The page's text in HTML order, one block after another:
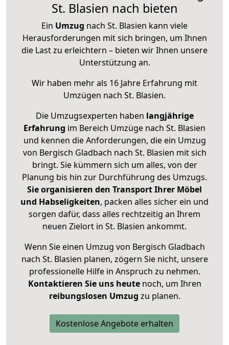
St. Blasien nach bieten
Ein Umzug nach St. Blasien kann viele
Herausforderungen mit sich bringen, um Ihnen
die Last zu erleichtern – bieten wir Ihnen unsere
Unterstützung an.
Wir haben mehr als 16 Jahre Erfahrung mit
Umzügen nach St. Blasien.
Die Umzugsexperten haben langjährige
Erfahrung im Bereich Umzüge nach St. Blasien
und kennen die Anforderungen, die ein Umzug
von Bergisch Gladbach nach St. Blasien mit sich
bringt. Sie kümmern sich um alles, von der
Planung bis hin zur Durchführung des Umzugs.
Sie organisieren den Transport Ihrer Möbel
und Habseligkeiten, packen alles sicher ein und
sorgen dafür, dass alles rechtzeitig an Ihrem
neuen Zielort in St. Blasien ankommt.
Wenn Sie einen Umzug von Bergisch Gladbach
nach St. Blasien planen, zögern Sie nicht, unsere
professionelle Hilfe in Anspruch zu nehmen.
Kontaktieren Sie uns heutenoch, um Ihren
reibungslosen Umzug zu planen.
Kostenlose Angebote erhalten